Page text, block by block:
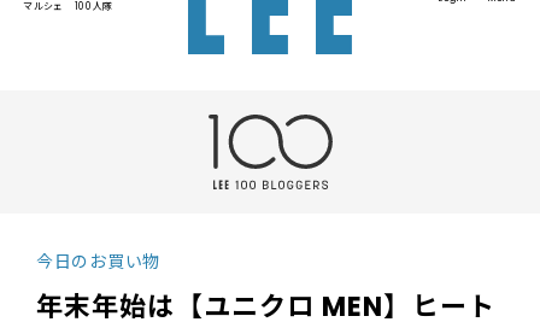
マルシェ
100人隊
今日のお買い物
年末年始は【ユニクロ MEN】ヒート